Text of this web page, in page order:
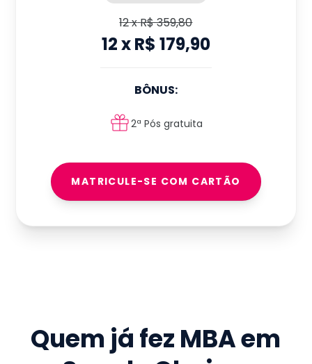
12xR$ 359,80
12xR$ 179,90
BÔNUS:
2ª Pós gratuita
MATRICULE-SE COM CARTÃO
Quem já fez MBA em